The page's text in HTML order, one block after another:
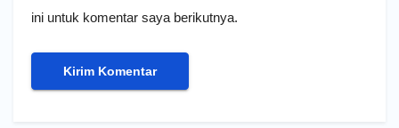
ini untuk komentar saya berikutnya.